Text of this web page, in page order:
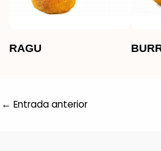
RAGU
← Entrada anterior